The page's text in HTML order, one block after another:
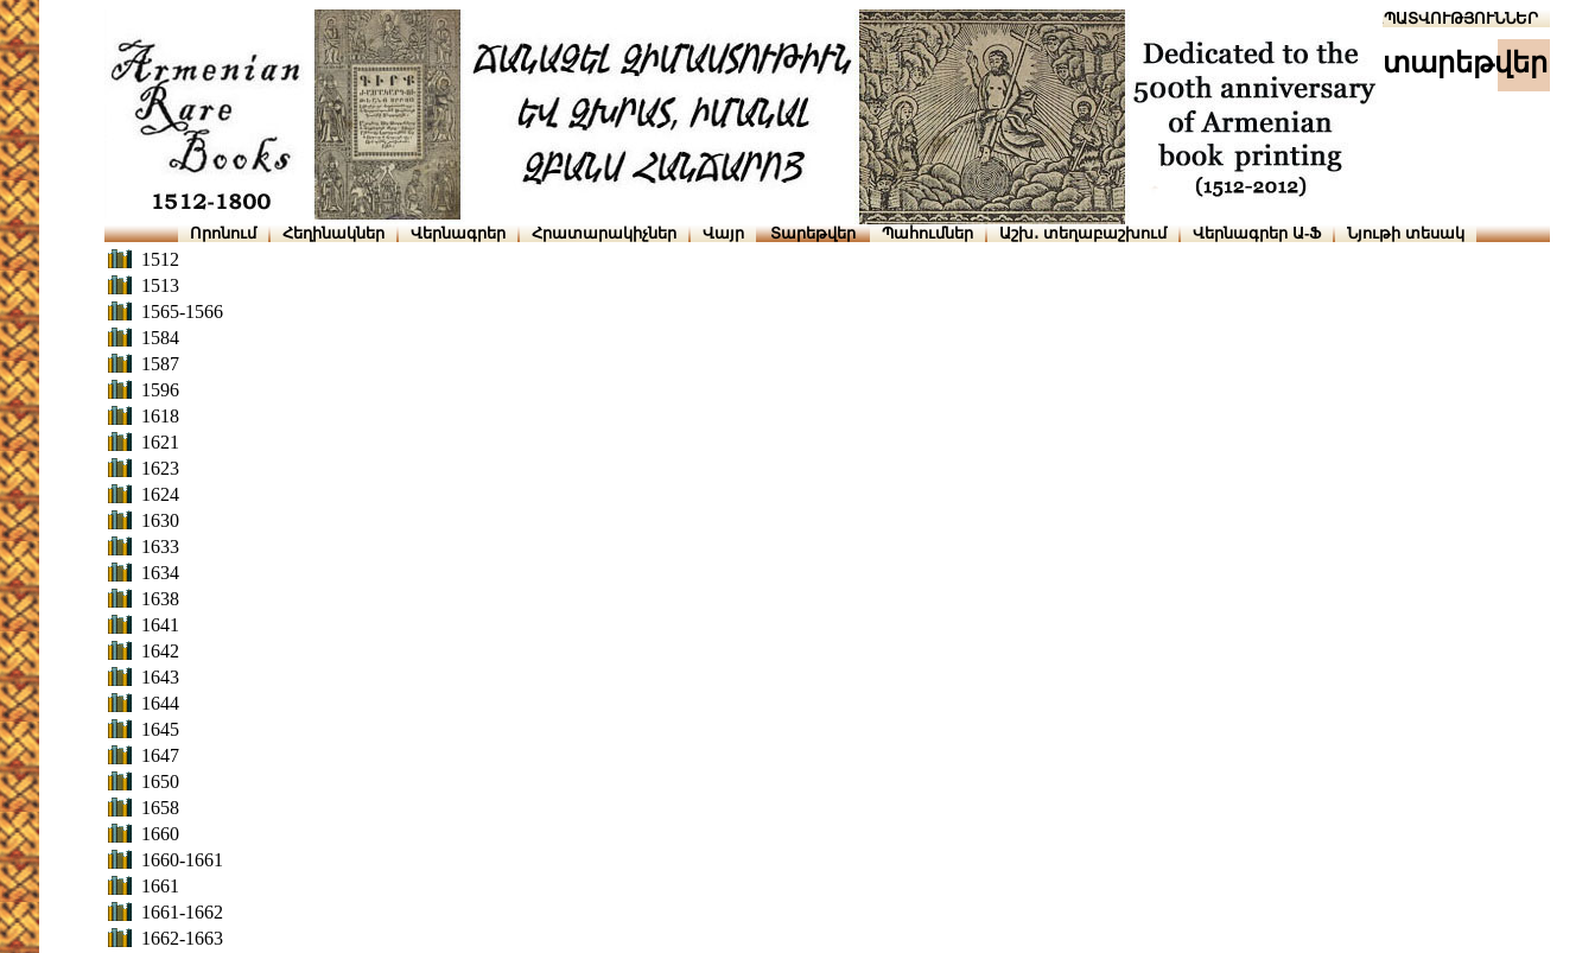
ՆԱԽԱՊԱՏՎՈՒԹՅՈՒՆՆԵՐ
տարեթվեր
Որոնում Հեղինակներ Վերնագրեր Հրատարակիչներ Վայր Տարեթվեր Պահումներ Աշխ․ տեղաբաշխում Վերնագրեր Ա-Ֆ Նյութի տեսակ
1512
1513
1565-1566
1584
1587
1596
1618
1621
1623
1624
1630
1633
1634
1638
1641
1642
1643
1644
1645
1647
1650
1658
1660
1660-1661
1661
1661-1662
1662-1663